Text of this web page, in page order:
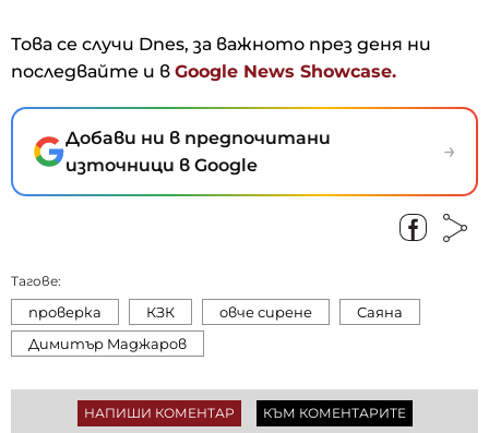
Това се случи Dnes, за важното през деня ни
последвайте и в Google News Showcase.
Добави ни в предпочитани
източници в Google
→
Тагове:
проверка КЗК овче сирене
Саяна
Димитъp Maджapoв
НАПИШИ КОМЕНТАР КЪМ КОМЕНТАРИТЕ